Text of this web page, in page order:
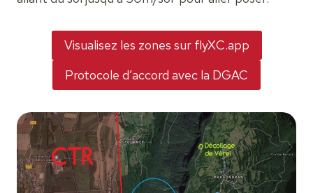
Visualisez les zones sur flyXC.app
Protocole d’accord avec la DGAC